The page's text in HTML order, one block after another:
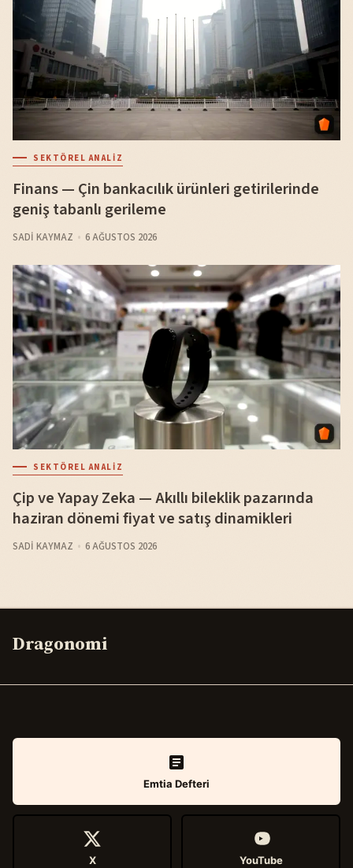
SEKTÖREL ANALIZ
Finans — Çin bankacılık ürünleri getirilerinde
geniş tabanlı gerileme
SADI KAYMAZ 6 AĞUSTOS 2026
SEKTÖREL ANALIZ
Çip ve Yapay Zeka — Akıllı bileklik pazarında
haziran dönemi fiyat ve satış dinamikleri
SADI KAYMAZ 6 AĞUSTOS 2026
Dragonomi
Emtia Defteri
X YouTube